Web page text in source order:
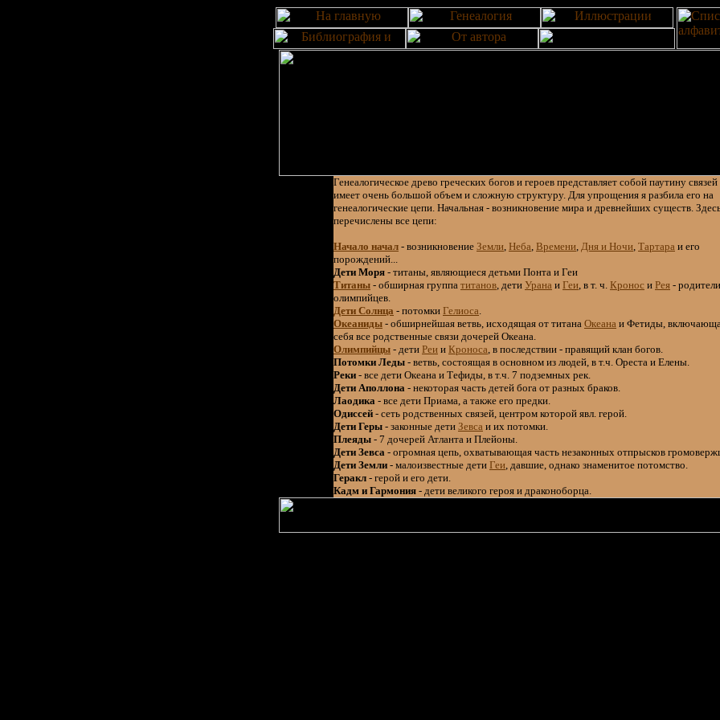
Генеалогическое древо греческих богов и героев представляет собой паутину связей
имеет очень большой объем и сложную структуру. Для упрощения я разбила его на
генеалогические цепи. Начальная - возникновение мира и древнейших существ.
перечислены все цепи:
Начало начал - возникновение Земли, Неба, Времени, Дня и Ночи, Тартара и его
порождений...
Дети Моря - титаны, являющиеся детьми Понта и Геи
Титаны - обширная группа титанов, дети Урана и Геи, в т. ч. Кронос и Рея - родители
олимпийцев.
Дети Солнца - потомки Гелиоса.
Океаниды - обширнейшая ветвь, исходящая от титана Океана и Фетиды,
себя все родственные связи дочерей Океана.
Олимпийцы - дети Реи и Кроноса, в последствии - правящий клан богов.
Потомки Леды - ветвь, состоящая в основном из людей, в т.ч. Ореста и Елены.
Реки - все дети Океана и Тефиды, в т.ч. 7 подземных рек.
Дети Аполлона - некоторая часть детей бога от разных браков.
Лаодика - все дети Приама, а также его предки.
Одиссей - сеть родственных связей, центром которой явл. герой.
Дети Геры - законные дети Зевса и их потомки.
Плеяды - 7 дочерей Атланта и Плейоны.
Дети Зевса - огромная цепь, охватывающая часть незаконных отпрысков
Дети Земли - малоизвестные дети Геи, давшие, однако знаменитое потомство.
Геракл - герой и его дети.
Кадм и Гармония - дети великого героя и драконоборца.